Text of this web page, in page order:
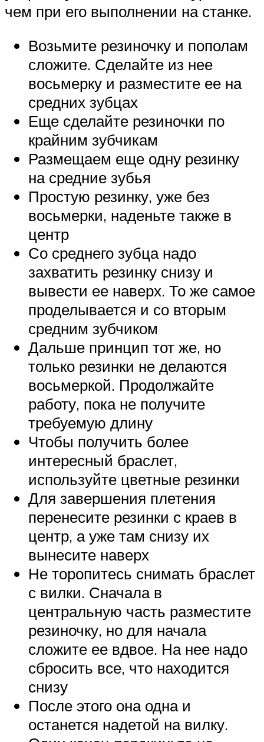
чем при его выполнении на станке.
Возьмите резиночку и пополам
сложите. Сделайте из нее
восьмерку и разместите ее на
средних зубцах
Еще сделайте резиночки по
крайним зубчикам
Размещаем еще одну резинку
на средние зубья
Простую резинку, уже без
восьмерки, наденьте также в
центр
Со среднего зубца надо
захватить резинку снизу и
вывести ее наверх. То же самое
проделывается и со вторым
средним зубчиком
Дальше принцип тот же, но
только резинки не делаются
восьмеркой. Продолжайте
работу, пока не получите
требуемую длину
Чтобы получить более
интересный браслет,
используйте цветные резинки
Для завершения плетения
перенесите резинки с краев в
центр, а уже там снизу их
вынесите наверх
Не торопитесь снимать браслет
с вилки. Сначала в
центральную часть разместите
резиночку, но для начала
сложите ее вдвое. На нее надо
сбросить все, что находится
снизу
После этого она одна и
останется надетой на вилку.